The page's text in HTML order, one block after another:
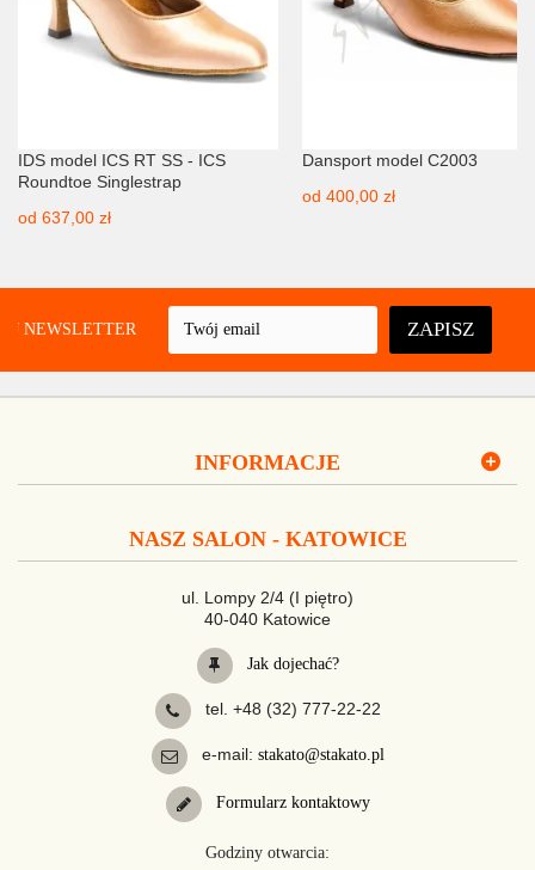
IDS model ICS RT SS - ICS
Roundtoe Singlestrap
od 637,00 zł
Dansport model C2003
od 400,00 zł
NEWSLETTER ZAPISZ
INFORMACJE
NASZ SALON - KATOWICE
ul. Lompy 2/4 (I piętro)
40-040 Katowice
Jak dojechać?
tel. +48 (32) 777-22-22
e-mail: stakato@stakato.pl
Formularz kontaktowy
Godziny otwarcia: